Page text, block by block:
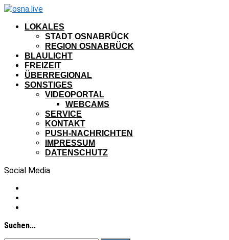
LOKALES
STADT OSNABRÜCK
REGION OSNABRÜCK
BLAULICHT
FREIZEIT
ÜBERREGIONAL
SONSTIGES
VIDEOPORTAL
WEBCAMS
SERVICE
KONTAKT
PUSH-NACHRICHTEN
IMPRESSUM
DATENSCHUTZ
Social Media
Suchen...